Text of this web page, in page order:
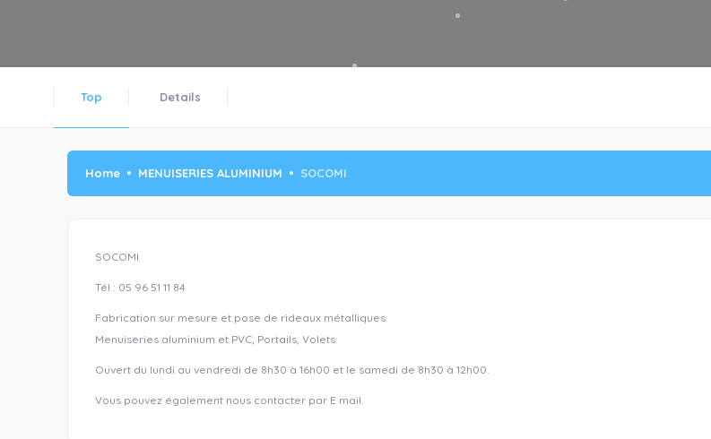
Top Details
Home MENUISERIES ALUMINIUM SOCOMI
SOCOMI
Tél : 05 96 51 11 84
Fabrication sur mesure et pose de rideaux métalliques.
Menuiseries aluminium et PVC, Portails, Volets.
Ouvert du lundi au vendredi de 8h30 à 16h00 et le samedi de 8h30 à 12h00.
Vous pouvez également nous contacter par E mail.